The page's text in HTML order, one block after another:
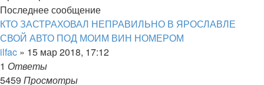
Последнее сообщение
КТО ЗАСТРАХОВАЛ НЕПРАВИЛЬНО В ЯРОСЛАВЛЕ
СВОЙ АВТО ПОД МОИМ ВИН НОМЕРОМ
ilfac » 15 мар 2018, 17:12
1 Ответы
5459 Просмотры